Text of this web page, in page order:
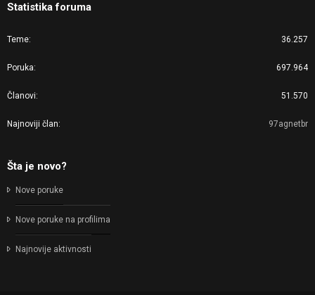
Statistika foruma
Teme 36.257
Poruka 697.964
Članovi 51.570
Najnoviji član 97agnetbr
Šta je novo?
Nove poruke
Nove poruke na profilima
Najnovije aktivnosti